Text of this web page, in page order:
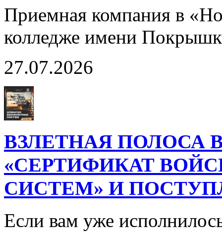
Приемная компания в
колледже имени
27.07.2026
ВЗЛЕТНАЯ ПОЛОСА
«СЕРТИФИКАТ
СИСТЕМ» И
Если вам уже